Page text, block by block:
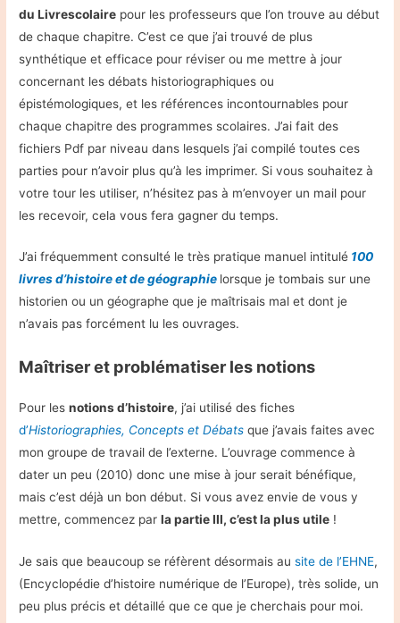
du Livrescolaire pour les professeurs que l’on trouve au début
de chaque chapitre. C’est ce que j’ai trouvé de plus
synthétique et efficace pour réviser ou me mettre à jour
concernant les débats historiographiques ou
épistémologiques, et les références incontournables pour
chaque chapitre des programmes scolaires. J’ai fait des
fichiers Pdf par niveau dans lesquels j’ai compilé toutes ces
parties pour n’avoir plus qu’à les imprimer. Si vous souhaitez à
votre tour les utiliser, n’hésitez pas à m’envoyer un mail pour
les recevoir, cela vous fera gagner du temps.
J’ai fréquemment consulté le très pratique manuel intitulé 100
livres d’histoire et de géographie lorsque je tombais sur une
historien ou un géographe que je maîtrisais mal et dont je
n’avais pas forcément lu les ouvrages.
Maîtriser et problématiser les notions
Pour lesnotions d’histoire, j’ai utilisé des fiches
d’Historiographies, Concepts et Débats que j’avais faites avec
mon groupe de travail de l’externe. L’ouvrage commence à
dater un peu (2010) donc une mise à jour serait bénéfique,
mais c’est déjà un bon début. Si vous avez envie de vous y
mettre, commencez parla partie III, c’est la plus utile !
Je sais que beaucoup se réfèrent désormais ausite de l’EHNE,
(Encyclopédie d’histoire numérique de l’Europe), très solide, un
peu plus précis et détaillé que ce que je cherchais pour moi.